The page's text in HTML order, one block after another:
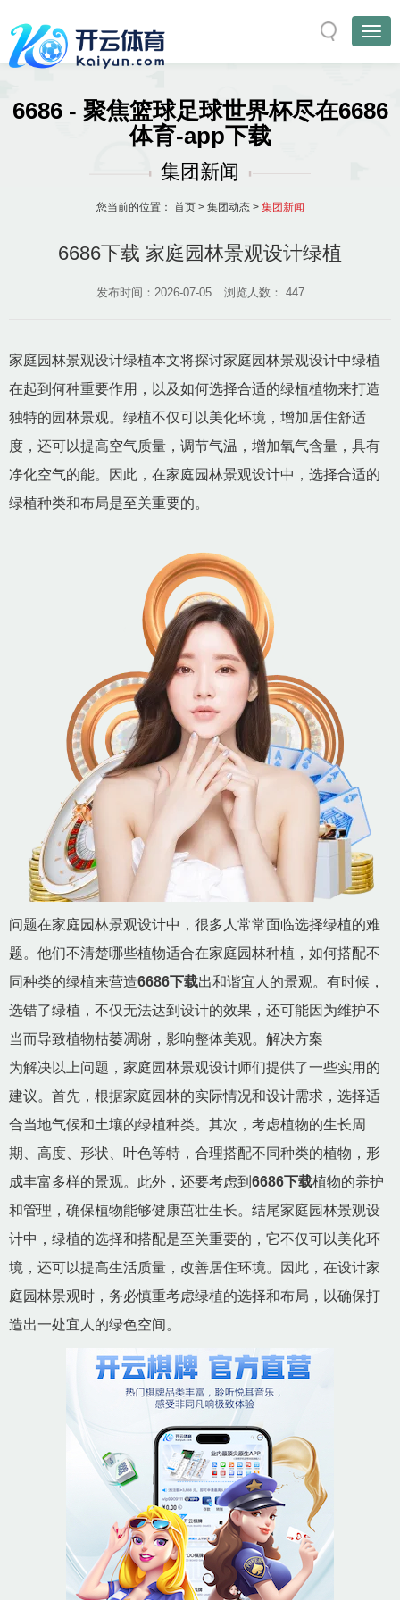
6686 - 聚焦篮球足球世界杯尽在6686
体育-app下载
集团新闻
您当前的位置： 首页> 集团动态> 集团新闻
6686下载 家庭园林景观设计绿植
发布时间：2026-07-05 浏览人数： 447
家庭园林景观设计绿植本文将探讨家庭园林景观设计中绿植
在起到何种重要作用，以及如何选择合适的绿植植物来打造
独特的园林景观。绿植不仅可以美化环境，增加居住舒适
度，还可以提高空气质量，调节气温，增加氧气含量，具有
净化空气的能。因此，在家庭园林景观设计中，选择合适的
绿植种类和布局是至关重要的。
问题在家庭园林景观设计中，很多人常常面临选择绿植的难
题。他们不清楚哪些植物适合在家庭园林种植，如何搭配不
同种类的绿植来营造6686下载出和谐宜人的景观。有时候，
选错了绿植，不仅无法达到设计的效果，还可能因为维护不
当而导致植物枯萎凋谢，影响整体美观。解决方案
为解决以上问题，家庭园林景观设计师们提供了一些实用的
建议。首先，根据家庭园林的实际情况和设计需求，选择适
合当地气候和土壤的绿植种类。其次，考虑植物的生长周
期、高度、形状、叶色等特，合理搭配不同种类的植物，形
成丰富多样的景观。此外，还要考虑到 6686下载植物的养护
和管理，确保植物能够健康茁壮生长。结尾家庭园林景观设
计中，绿植的选择和搭配是至关重要的，它不仅可以美化环
境，还可以提高生活质量，改善居住环境。因此，在设计家
庭园林景观时，务必慎重考虑绿植的选择和布局，以确保打
造出一处宜人的绿色空间。